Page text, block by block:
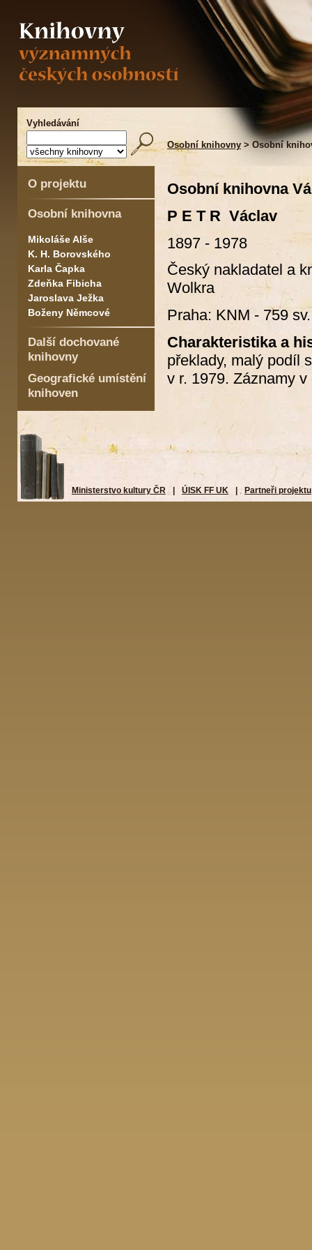
Vyhledávání
Osobní knihovny > Osobní
O projektu
Osobní knihovna
Mikoláše Alše
K. H. Borovského
Karla Čapka
Zdeňka Fibicha
Jaroslava Ježka
Boženy Němcové
Další dochované
knihovny
Geografické umístění
knihoven
Osobní knihovna
P E T R Václav
1897 - 1978
Český nakladatel a
Wolkra
Praha: KNM - 759 sv.
Charakteristika a
překlady, malý podíl
v r. 1979. Záznamy
Ministerstvo kultury ČR ÚISK FF UK Partneři projektu